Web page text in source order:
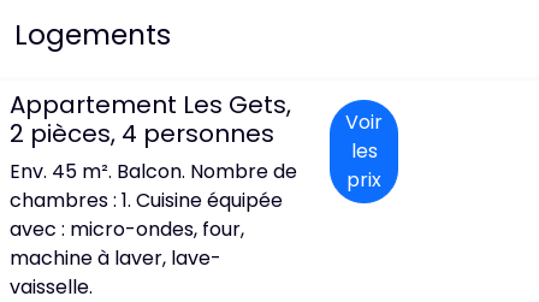
Logements
Appartement Les Gets,
2 pièces, 4 personnes
Env. 45 m². Balcon. Nombre de
chambres : 1. Cuisine équipée
avec : micro-ondes, four,
machine à laver, lave-
vaisselle.
Voir
les
prix